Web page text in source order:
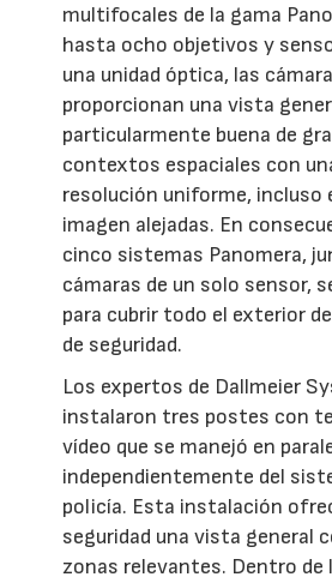
multifocales de la gama
hasta ocho objetivos y
una unidad óptica, las
proporcionan una vista
particularmente buena de
contextos espaciales con
resolución uniforme, incluso
imagen alejadas. En
cinco sistemas Panomera,
cámaras de un solo sensor,
para cubrir todo el exterior
de seguridad.
Los expertos de Dallmeier
instalaron tres postes con
vídeo que se manejó en
independientemente del
policía. Esta instalación
seguridad una vista general
zonas relevantes. Dentro de